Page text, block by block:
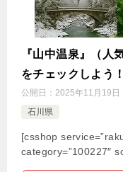
『山中温泉』（人
をチェックしよう！
公開日： 2025年11月19日
石川県
[csshop
category=”100227″